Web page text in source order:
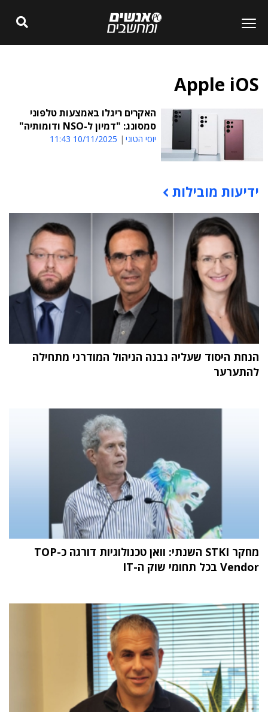
Apple iOS
האקרים ריגלו באמצעות טלפוני
סמסונג: "דמיון ל-NSO ודומותיה"
יוסי הטוני 10/11/2025 11:43
תוכן פרסומי
ידיעות מובילות
הנחת היסוד שעליה נבנה הניהול המודרני מתחילה
להתערער
מחקר STKI השנתי: וואן טכנולוגיות דורגה כ-TOP
Vendor בכל תחומי שוק ה-IT